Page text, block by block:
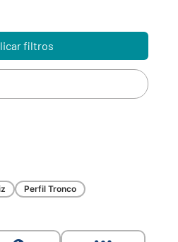
filtros
Perfil Tronco